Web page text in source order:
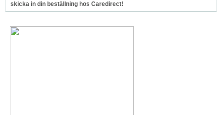
skicka in din beställning hos Caredirect!